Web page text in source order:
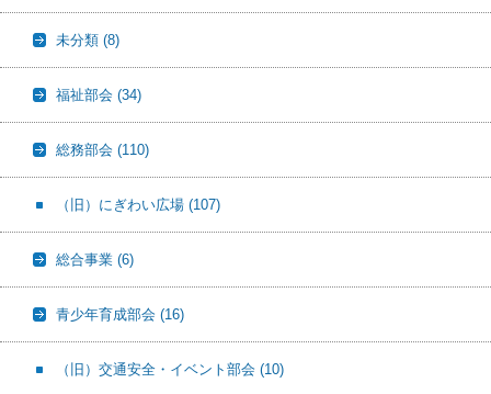
未分類 (8)
福祉部会 (34)
総務部会 (110)
（旧）にぎわい広場 (107)
総合事業 (6)
青少年育成部会 (16)
（旧）交通安全・イベント部会 (10)